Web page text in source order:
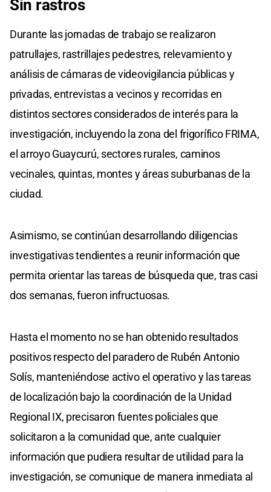
Sin rastros
Durante las jornadas de trabajo se realizaron
patrullajes, rastrillajes pedestres, relevamiento y
análisis de cámaras de videovigilancia públicas y
privadas, entrevistas a vecinos y recorridas en
distintos sectores considerados de interés para la
investigación, incluyendo la zona del frigorífico FRIMA,
el arroyo Guaycurú, sectores rurales, caminos
vecinales, quintas, montes y áreas suburbanas de la
ciudad.
Asimismo, se continúan desarrollando diligencias
investigativas tendientes a reunir información que
permita orientar las tareas de búsqueda que, tras casi
dos semanas, fueron infructuosas.
Hasta el momento no se han obtenido resultados
positivos respecto del paradero de Rubén Antonio
Solís, manteniéndose activo el operativo y las tareas
de localización bajo la coordinación de la Unidad
Regional IX, precisaron fuentes policiales que
solicitaron a la comunidad que, ante cualquier
información que pudiera resultar de utilidad para la
investigación, se comunique de manera inmediata al